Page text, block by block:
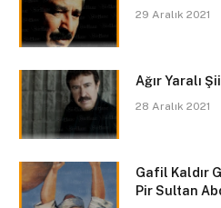
29 Aralık 2021
Ağır Yaralı
28 Aralık 2021
Gafil Kaldır
Pir Sultan